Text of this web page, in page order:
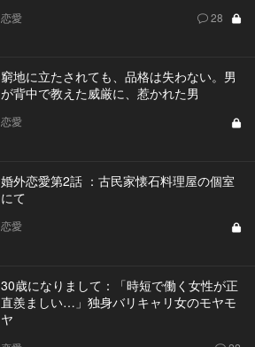
恋愛 28
窮地に立たされても、品格は失わない。男
が背中で教えた威厳に、惹かれた男
恋愛
婚外恋愛第2話 ：古民家懐石料理屋の個室
にて
恋愛
30歳になりまして：「時短で働く女性が正
直羨ましい…」独身バリキャリ女のモヤモ
ヤ